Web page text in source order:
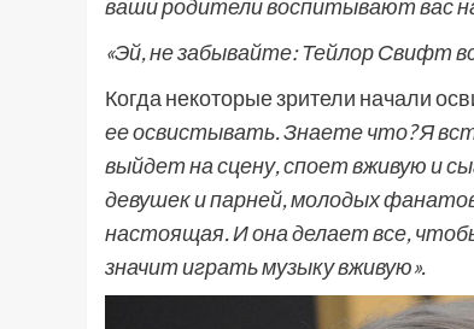
ваши родители воспитывают вас
«Эй, не забывайте: Тейлор Свифт
Когда некоторые зрители начали
ее освистывать. Знаете что? Я
выйдет на сцену, споет вживую и
девушек и парней, молодых
настоящая. И она делает все,
значит играть музыку вживую».